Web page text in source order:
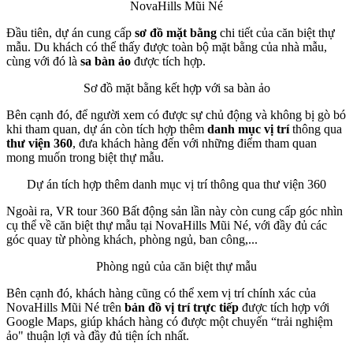
NovaHills Mũi Né
Đầu tiên, dự án cung cấp sơ đồ mặt bằng chi tiết của căn biệt thự
mẫu. Du khách có thể thấy được toàn bộ mặt bằng của nhà mẫu,
cùng với đó là sa bàn ảo được tích hợp.
Sơ đồ mặt bằng kết hợp với sa bàn ảo
Bên cạnh đó, để người xem có được sự chủ động và không bị gò bó
khi tham quan, dự án còn tích hợp thêm danh mục vị tríthông qua
thư viện 360, đưa khách hàng đến với những điểm tham quan
mong muốn trong biệt thự mẫu.
Dự án tích hợp thêm danh mục vị trí thông qua thư viện 360
Ngoài ra, VR tour 360 Bất động sản lần này còn cung cấp góc nhìn
cụ thể về căn biệt thự mẫu tại NovaHills Mũi Né, với đầy đủ các
góc quay từ phòng khách, phòng ngủ, ban công,...
Phòng ngủ của căn biệt thự mẫu
Bên cạnh đó, khách hàng cũng có thể xem vị trí chính xác của
NovaHills Mũi Né trên bản đồ vị trí trực tiếp được tích hợp với
Google Maps, giúp khách hàng có được một chuyến “trải nghiệm
ảo" thuận lợi và đầy đủ tiện ích nhất.